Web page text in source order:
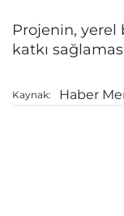
Projenin, yerel
katkı
Kaynak: Haber